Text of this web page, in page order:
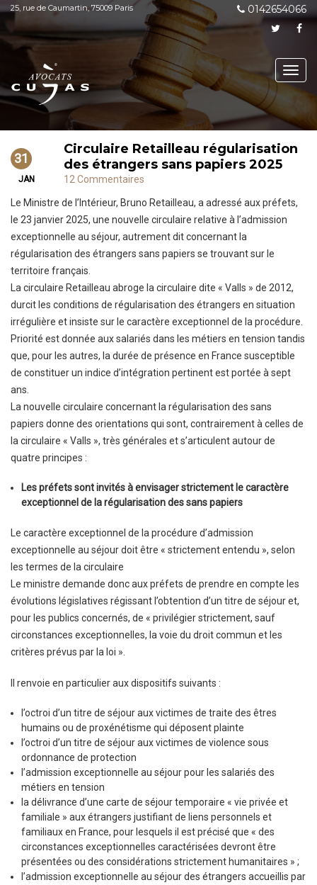
25, rue de Caumartin, 75009 Paris 0142654066
31
JAN
Circulaire Retailleau régularisation
des étrangers sans papiers 2025
12 Commentaires
Le Ministre de l’Intérieur, Bruno Retailleau, a adressé aux préfets,
le 23 janvier 2025, une nouvelle circulaire relative à l’admission
exceptionnelle au séjour, autrement dit concernant la
régularisation des étrangers sans papiers se trouvant sur le
territoire français.
La circulaire Retailleau abroge la circulaire dite « Valls » de 2012,
durcit les conditions de régularisation des étrangers en situation
irrégulière et insiste sur le caractère exceptionnel de la procédure.
Priorité est donnée aux salariés dans les métiers en tension tandis
que, pour les autres, la durée de présence en France susceptible
de constituer un indice d’intégration pertinent est portée à sept
ans.
La nouvelle circulaire concernant la régularisation des sans
papiers donne des orientations qui sont, contrairement à celles de
la circulaire « Valls », très générales et s’articulent autour de
quatre principes :
Les préfets sont invités à envisager strictement le caractère
exceptionnel de la régularisation des sans papiers
Le caractère exceptionnel de la procédure d’admission
exceptionnelle au séjour doit être « strictement entendu », selon
les termes de la circulaire
Le ministre demande donc aux préfets de prendre en compte les
évolutions législatives régissant l’obtention d’un titre de séjour et,
pour les publics concernés, de « privilégier strictement, sauf
circonstances exceptionnelles, la voie du droit commun et les
critères prévus par la loi ».
Il renvoie en particulier aux dispositifs suivants :
l’octroi d’un titre de séjour aux victimes de traite des êtres
humains ou de proxénétisme qui déposent plainte
l’octroi d’un titre de séjour aux victimes de violence sous
ordonnance de protection
l’admission exceptionnelle au séjour pour les salariés des
métiers en tension
la délivrance d’une carte de séjour temporaire « vie privée et
familiale » aux étrangers justifiant de liens personnels et
familiaux en France, pour lesquels il est précisé que « des
circonstances exceptionnelles caractérisées devront être
présentées ou des considérations strictement humanitaires » ;
l’admission exceptionnelle au séjour des étrangers accueillis par